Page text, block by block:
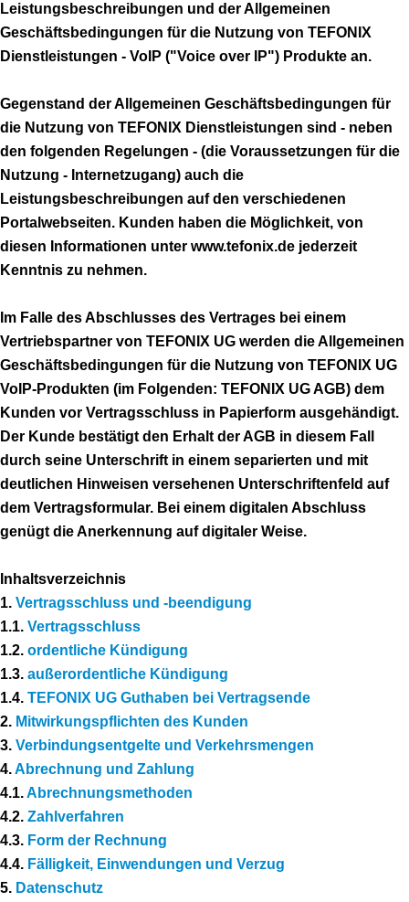
Leistungsbeschreibungen und der Allgemeinen
Geschäftsbedingungen für die Nutzung von TEFONIX
Dienstleistungen - VoIP ("Voice over IP") Produkte an.
Gegenstand der Allgemeinen Geschäftsbedingungen für
die Nutzung von TEFONIX Dienstleistungen sind - neben
den folgenden Regelungen - (die Voraussetzungen für die
Nutzung - Internetzugang) auch die
Leistungsbeschreibungen auf den verschiedenen
Portalwebseiten. Kunden haben die Möglichkeit, von
diesen Informationen unter www.tefonix.de jederzeit
Kenntnis zu nehmen.
Im Falle des Abschlusses des Vertrages bei einem
Vertriebspartner von TEFONIX UG werden die Allgemeinen
Geschäftsbedingungen für die Nutzung von TEFONIX UG
VoIP-Produkten (im Folgenden: TEFONIX UG AGB) dem
Kunden vor Vertragsschluss in Papierform ausgehändigt.
Der Kunde bestätigt den Erhalt der AGB in diesem Fall
durch seine Unterschrift in einem separierten und mit
deutlichen Hinweisen versehenen Unterschriftenfeld auf
dem Vertragsformular. Bei einem digitalen Abschluss
genügt die Anerkennung auf digitaler Weise.
Inhaltsverzeichnis
1. Vertragsschluss und -beendigung
1.1. Vertragsschluss
1.2. ordentliche Kündigung
1.3. außerordentliche Kündigung
1.4. TEFONIX UG Guthaben bei Vertragsende
2. Mitwirkungspflichten des Kunden
3. Verbindungsentgelte und Verkehrsmengen
4.Abrechnung und Zahlung
4.1.Abrechnungsmethoden
4.2. Zahlverfahren
4.3. Form der Rechnung
4.4. Fälligkeit, Einwendungen und Verzug
5. Datenschutz